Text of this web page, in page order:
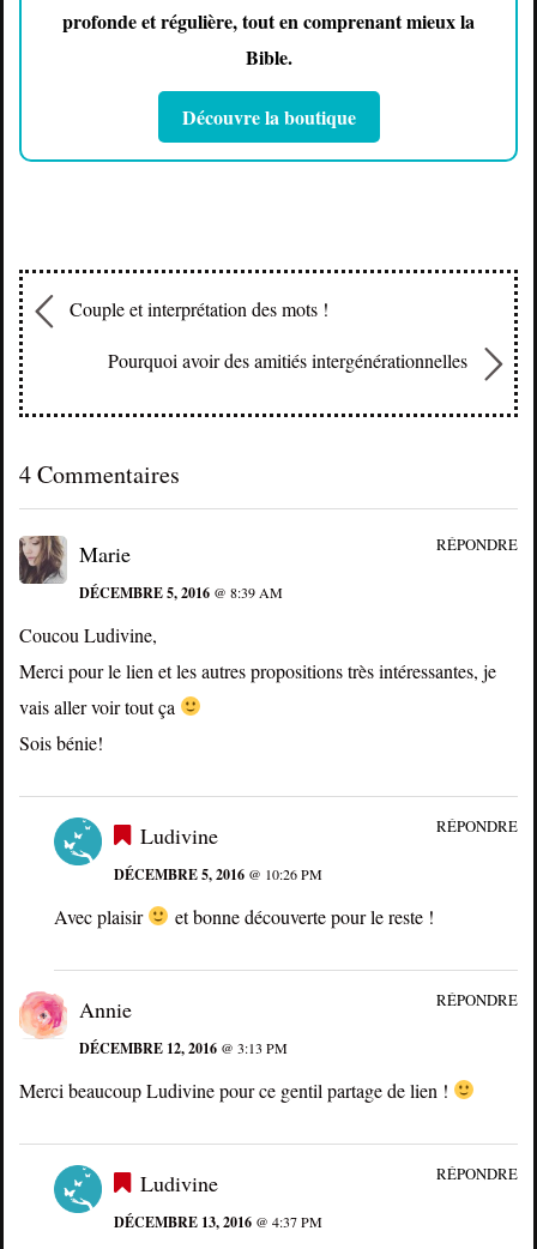
profonde et régulière, tout en comprenant mieux la
Bible.
Découvre la boutique
Couple et interprétation des mots !
Pourquoi avoir des amitiés intergénérationnelles
4 Commentaires
Marie
DÉCEMBRE 5, 2016 @ 8:39 AM
Coucou Ludivine,
Merci pour le lien et les autres propositions très intéressantes, je
vais aller voir tout ça
Sois bénie!
RÉPONDRE
Ludivine
DÉCEMBRE 5, 2016 @ 10:26 PM
Avec plaisir et bonne découverte pour le reste !
RÉPONDRE
Annie
DÉCEMBRE 12, 2016 @ 3:13 PM
Merci beaucoup Ludivine pour ce gentil partage de lien !
RÉPONDRE
Ludivine
DÉCEMBRE 13, 2016 @ 4:37 PM
RÉPONDRE